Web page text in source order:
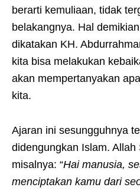
berarti kemuliaan, tidak
belakangnya. Hal
dikatakan KH.
kita bisa melakukan
akan mempertanyakan
kita.
Ajaran ini sesungguhnya
didengungkan Islam. Allah
misalnya: “Hai manusia, s
menciptakan kamu dari